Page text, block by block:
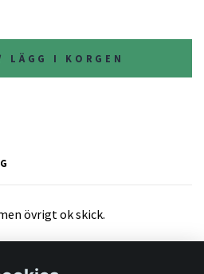
LÄGG I KORGEN
övrigt ok skick.